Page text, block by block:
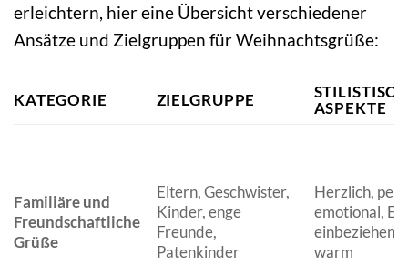
erleichtern, hier eine Übersicht verschiedener
Ansätze und Zielgruppen für Weihnachtsgrüße:
KATEGORIE ZIELGRUPPE
ASPEKTE
Familiäre und
Freundschaftliche
Grüße
Eltern, Geschwister,
Kinder, enge
Freunde,
Patenkinder
Herzlich,
emotional,
warm